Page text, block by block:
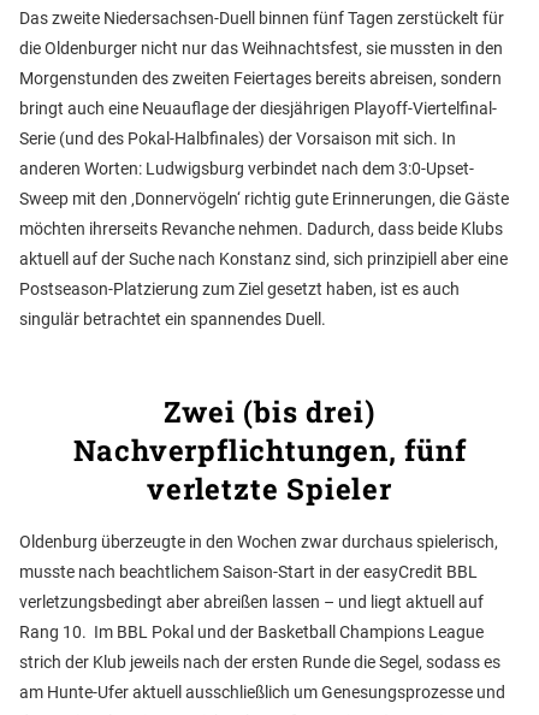
Das zweite Niedersachsen-Duell binnen fünf Tagen zerstückelt für
die Oldenburger nicht nur das Weihnachtsfest, sie mussten in den
Morgenstunden des zweiten Feiertages bereits abreisen, sondern
bringt auch eine Neuauflage der diesjährigen Playoff-Viertelfinal-
Serie (und des Pokal-Halbfinales) der Vorsaison mit sich. In
anderen Worten: Ludwigsburg verbindet nach dem 3:0-Upset-
Sweep mit den ‚Donnervögeln‘ richtig gute Erinnerungen, die Gäste
möchten ihrerseits Revanche nehmen. Dadurch, dass beide Klubs
aktuell auf der Suche nach Konstanz sind, sich prinzipiell aber eine
Postseason-Platzierung zum Ziel gesetzt haben, ist es auch
singulär betrachtet ein spannendes Duell.
Zwei (bis drei)
Nachverpflichtungen, fünf
verletzte Spieler
Oldenburg überzeugte in den Wochen zwar durchaus spielerisch,
musste nach beachtlichem Saison-Start in der easyCredit BBL
verletzungsbedingt aber abreißen lassen – und liegt aktuell auf
Rang 10. Im BBL Pokal und der Basketball Champions League
strich der Klub jeweils nach der ersten Runde die Segel, sodass es
am Hunte-Ufer aktuell ausschließlich um Genesungsprozesse und